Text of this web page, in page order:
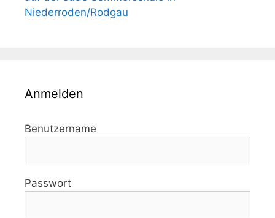
Niederroden/Rodgau
Anmelden
Benutzername
Passwort